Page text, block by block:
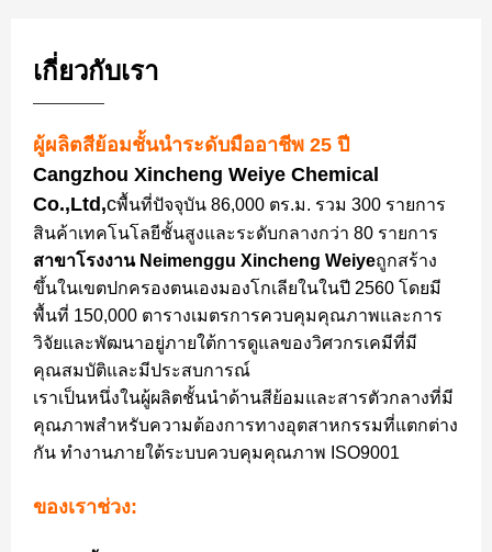
เกี่ยวกับเรา
ผู้ผลิตสีย้อมชั้นนำระดับมืออาชีพ 25 ปี
Cangzhou Xincheng Weiye Chemical
Co.,Ltd,cพื้นที่ปัจจุบัน 86,000 ตร.ม. รวม 300 รายการ
สินค้าเทคโนโลยีชั้นสูงและระดับกลางกว่า 80 รายการ
สาขาโรงงาน Neimenggu Xincheng Weiyeถูกสร้าง
ขึ้นในเขตปกครองตนเองมองโกเลียในในปี 2560 โดยมี
พื้นที่ 150,000 ตารางเมตรการควบคุมคุณภาพและการ
วิจัยและพัฒนาอยู่ภายใต้การดูแลของวิศวกรเคมีที่มี
คุณสมบัติและมีประสบการณ์
เราเป็นหนึ่งในผู้ผลิตชั้นนำด้านสีย้อมและสารตัวกลางที่มี
คุณภาพสำหรับความต้องการทางอุตสาหกรรมที่แตกต่าง
กัน ทำงานภายใต้ระบบควบคุมคุณภาพ ISO9001
ของเราช่วง: